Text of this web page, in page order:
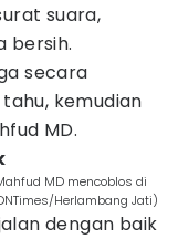
suara,
bersih.
secara
kemudian
MD.
MD mencoblos di
Herlambang Jati)
dengan baik